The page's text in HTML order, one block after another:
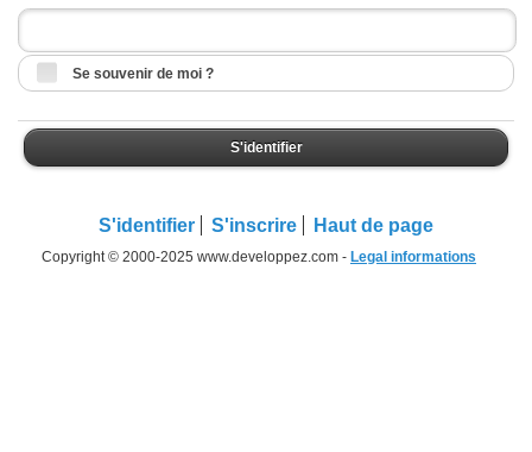
Se souvenir de moi ?
S'identifier
S'identifier S'inscrire Haut de page
Copyright © 2000-2025 www.developpez.com - Legal informations